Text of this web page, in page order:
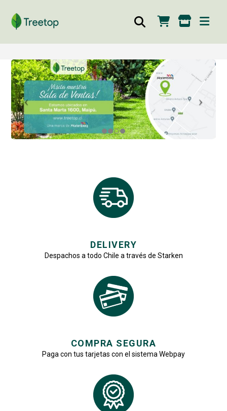
DELIVERY
Despachos a todo Chile a través de Starken
COMPRA SEGURA
Paga con tus tarjetas con el sistema Webpay